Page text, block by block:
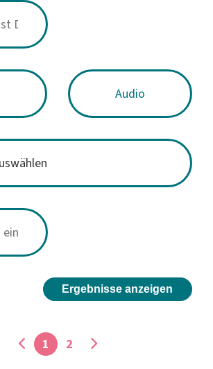
Audio
Ergebnisse anzeigen
1 2